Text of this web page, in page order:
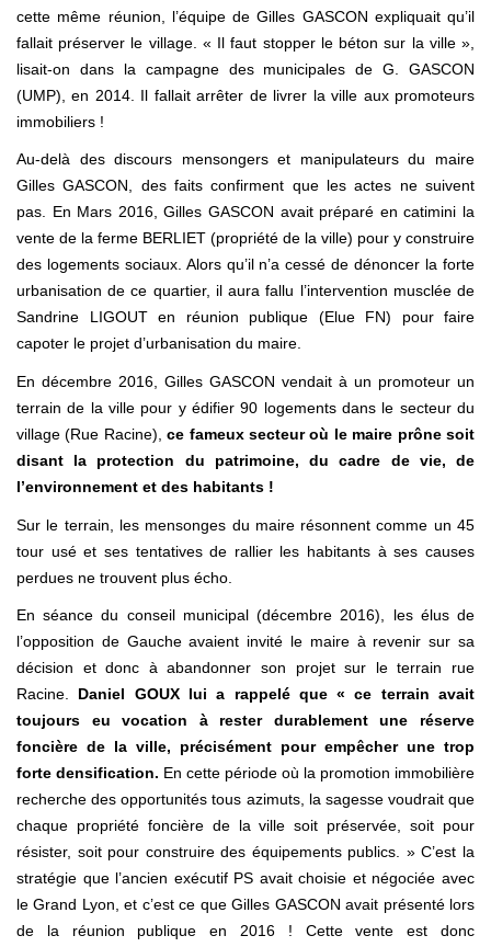
cette même réunion, l’équipe de Gilles GASCON expliquait qu’il
fallait préserver le village. « Il faut stopper le béton sur la ville »,
lisait-on dans la campagne des municipales de G. GASCON
(UMP), en 2014. Il fallait arrêter de livrer la ville aux promoteurs
immobiliers !
Au-delà des discours mensongers et manipulateurs du maire
Gilles GASCON, des faits confirment que les actes ne suivent
pas. En Mars 2016, Gilles GASCON avait préparé en catimini la
vente de la ferme BERLIET (propriété de la ville) pour y construire
des logements sociaux. Alors qu’il n’a cessé de dénoncer la forte
urbanisation de ce quartier, il aura fallu l’intervention musclée de
Sandrine LIGOUT en réunion publique (Elue FN) pour faire
capoter le projet d’urbanisation du maire.
En décembre 2016, Gilles GASCON vendait à un promoteur un
terrain de la ville pour y édifier 90 logements dans le secteur du
village (Rue Racine),ce fameux secteur où le maire prône soit
disant la protection du patrimoine, du cadre de vie, de
l’environnement et des habitants !
Sur le terrain, les mensonges du maire résonnent comme un 45
tour usé et ses tentatives de rallier les habitants à ses causes
perdues ne trouvent plus écho.
En séance du conseil municipal (décembre 2016), les élus de
l’opposition de Gauche avaient invité le maire à revenir sur sa
décision et donc à abandonner son projet sur le terrain rue
Racine. Daniel GOUX lui a rappelé que « ce terrain avait
toujours eu vocation à rester durablement une réserve
foncière de la ville, précisément pour empêcher une trop
forte densification. En cette période où la promotion immobilière
recherche des opportunités tous azimuts, la sagesse voudrait que
chaque propriété foncière de la ville soit préservée, soit pour
résister, soit pour construire des équipements publics. » C’est la
stratégie que l’ancien exécutif PS avait choisie et négociée avec
le Grand Lyon, et c’est ce que Gilles GASCON avait présenté lors
de la réunion publique en 2016 ! Cette vente est donc